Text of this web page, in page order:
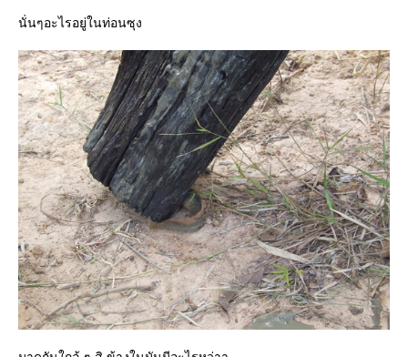
นั่นๆอะไรอยู่ในท่อนซุง